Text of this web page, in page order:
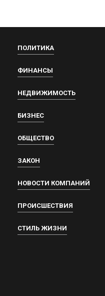
ПОЛИТИКА
ФИНАНСЫ
НЕДВИЖИМОСТЬ
БИЗНЕС
ОБЩЕСТВО
ЗАКОН
НОВОСТИ КОМПАНИЙ
ПРОИСШЕСТВИЯ
СТИЛЬ ЖИЗНИ